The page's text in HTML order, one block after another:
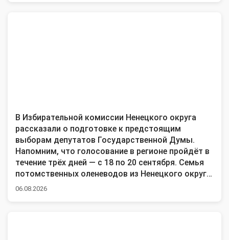
В Избирательной комиссии Ненецкого округа
рассказали о подготовке к предстоящим
выборам депутатов Государственной Думы.
Напомним, что голосование в регионе пройдёт в
течение трёх дней — с 18 по 20 сентября. Семья
потомственных оленеводов из Ненецкого округа
одержала победу во Всероссийском конкурсе
06.08.2026